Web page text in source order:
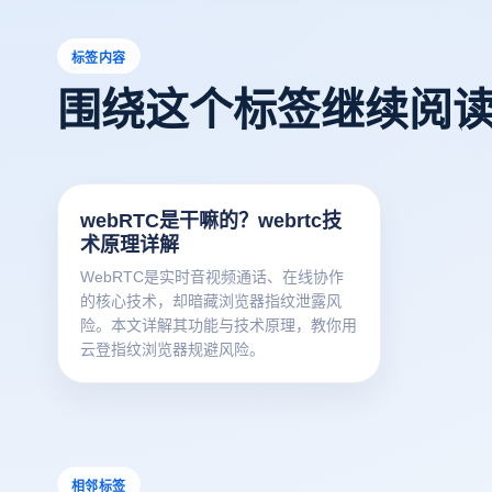
标签内容
围绕这个标签继续阅
webRTC是干嘛的？webrtc技
术原理详解
WebRTC是实时音视频通话、在线协作
的核心技术，却暗藏浏览器指纹泄露风
险。本文详解其功能与技术原理，教你用
云登指纹浏览器规避风险。
相邻标签